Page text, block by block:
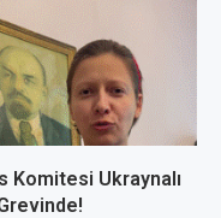
Komitesi Ukraynalı